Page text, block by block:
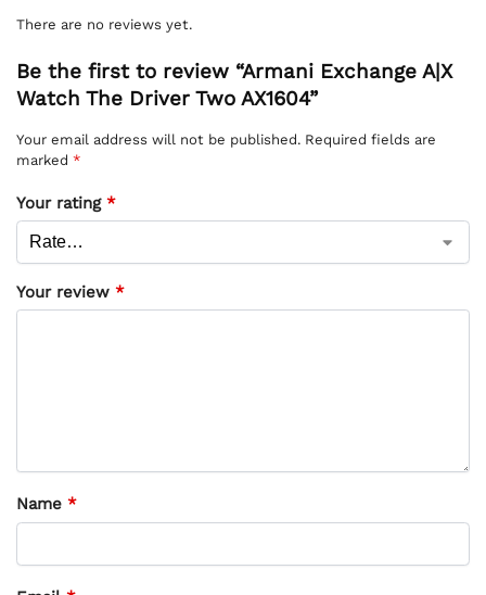
There are no reviews yet.
Be the first to review “Armani Exchange A|X
Watch The Driver Two AX1604”
Your email address will not be published. Required fields are
marked *
Your rating *
Your review *
Name *